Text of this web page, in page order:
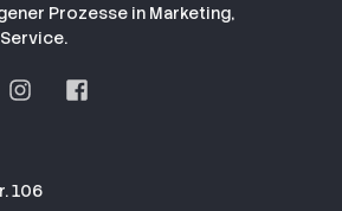
Prozesse in Marketing,
106